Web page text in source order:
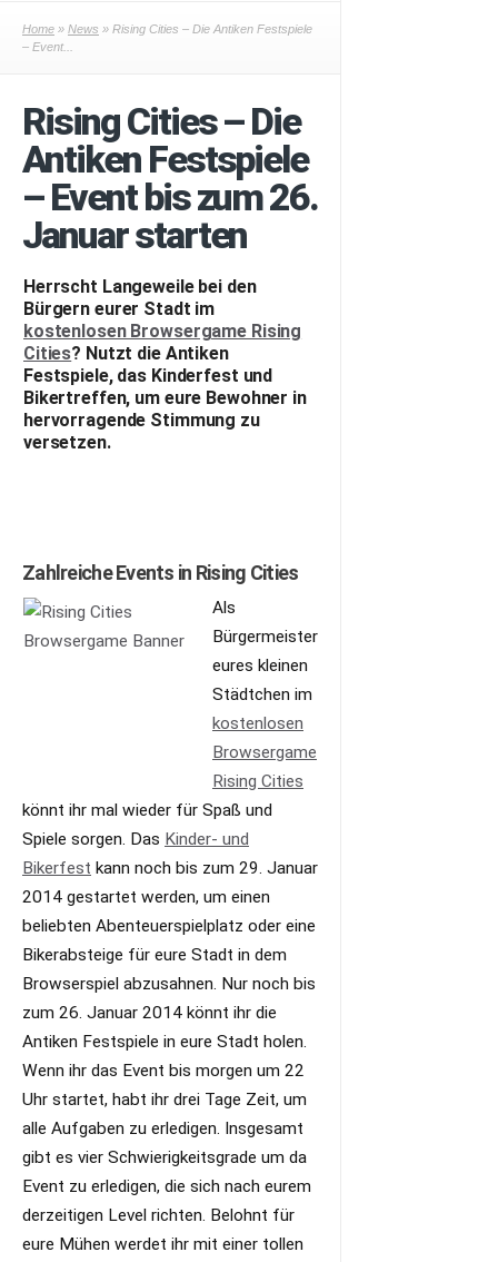
Home » News » Rising Cities – Die Antiken Festspiele
– Event...
Rising Cities – Die
Antiken Festspiele
– Event bis zum 26.
Januar starten
Herrscht Langeweile bei den
Bürgern eurer Stadt im
kostenlosen Browsergame Rising
Cities? Nutzt die Antiken
Festspiele, das Kinderfest und
Bikertreffen, um eure Bewohner in
hervorragende Stimmung zu
versetzen.
Zahlreiche Events in Rising Cities
Als
Bürgermeister
eures kleinen
Städtchen im
kostenlosen
Browsergame
Rising Cities
könnt ihr mal wieder für Spaß und
Spiele sorgen. Das Kinder- und
Bikerfest kann noch bis zum 29. Januar
2014 gestartet werden, um einen
beliebten Abenteuerspielplatz oder eine
Bikerabsteige für eure Stadt in dem
Browserspiel abzusahnen. Nur noch bis
zum 26. Januar 2014 könnt ihr die
Antiken Festspiele in eure Stadt holen.
Wenn ihr das Event bis morgen um 22
Uhr startet, habt ihr drei Tage Zeit, um
alle Aufgaben zu erledigen. Insgesamt
gibt es vier Schwierigkeitsgrade um da
Event zu erledigen, die sich nach eurem
derzeitigen Level richten. Belohnt für
eure Mühen werdet ihr mit einer tollen